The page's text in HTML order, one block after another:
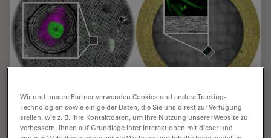
Integrated Serial Sectioning and Cryo-EM
Wir und unsere Partner verwenden Cookies und andere Tracking-
Technologien sowie einige der Daten, die Sie uns direkt zur Verfügung
stellen, wie z. B. Ihre Kontaktdaten, um Ihre Nutzung unserer Website zu
verbessern, Ihnen auf Grundlage Ihrer Interaktionen mit dieser und